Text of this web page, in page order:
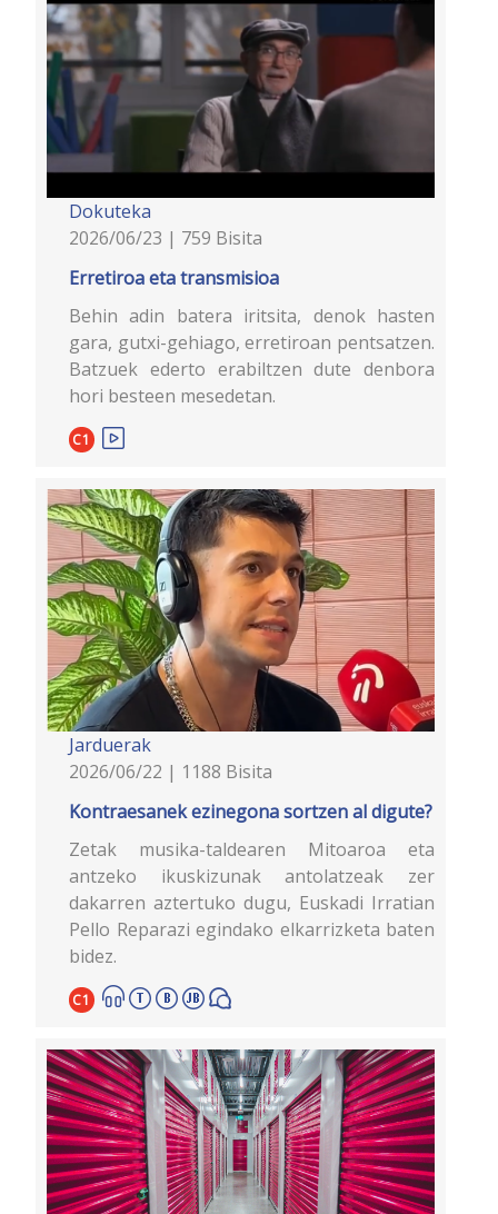
Dokuteka
2026/06/23 | 759 Bisita
Erretiroa eta transmisioa
Behin adin batera iritsita, denok hasten
gara, gutxi-gehiago, erretiroan pentsatzen.
Batzuek ederto erabiltzen dute denbora
hori besteen mesedetan.
C1
Jarduerak
2026/06/22 | 1188 Bisita
Kontraesanek ezinegona sortzen al digute?
Zetak musika-taldearen Mitoaroa eta
antzeko ikuskizunak antolatzeak zer
dakarren aztertuko dugu, Euskadi Irratian
Pello Reparazi egindako elkarrizketa baten
bidez.
C1